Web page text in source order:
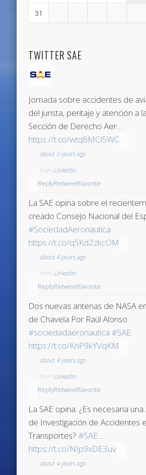
31
TWITTER SAE
Jornada sobre accidentes de
del jurista, peritaje y atención a
Sección de Derecho Aer…
https://t.co/wtq8MCl5WC
about 3 years ago
from LinkedIn
ReplyRetweetFavorite
La SAE opina sobre el
creado Consejo Nacional del
#SociedadAeronautica
https://t.co/qSKd2zkcOM
about 4 years ago
from LinkedIn
ReplyRetweetFavorite
Dos nuevas antenas de NASA
de Chavela Por Raúl Alonso
#sociedadaeronautica #SAE
https://t.co/KnP9kYVqKM
about 4 years ago
from LinkedIn
ReplyRetweetFavorite
La SAE opina: ¿Es necesaria
de Investigación de Accidentes
Transportes?#SAE…
https://t.co/NIp9xDE3uv
about 4 years ago